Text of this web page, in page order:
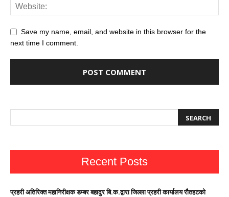
Save my name, email, and website in this browser for the
next time I comment.
Recent Posts
प्रहरी अतिरिक्त महानिरीक्षक डम्बर बहादुर बि.क.द्वारा जिल्ला प्रहरी कार्यालय रौतहटको